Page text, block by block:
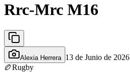
Rrc-Mrc M16
Alexia Herrera 13 de Junio de 2026
🏉Rugby